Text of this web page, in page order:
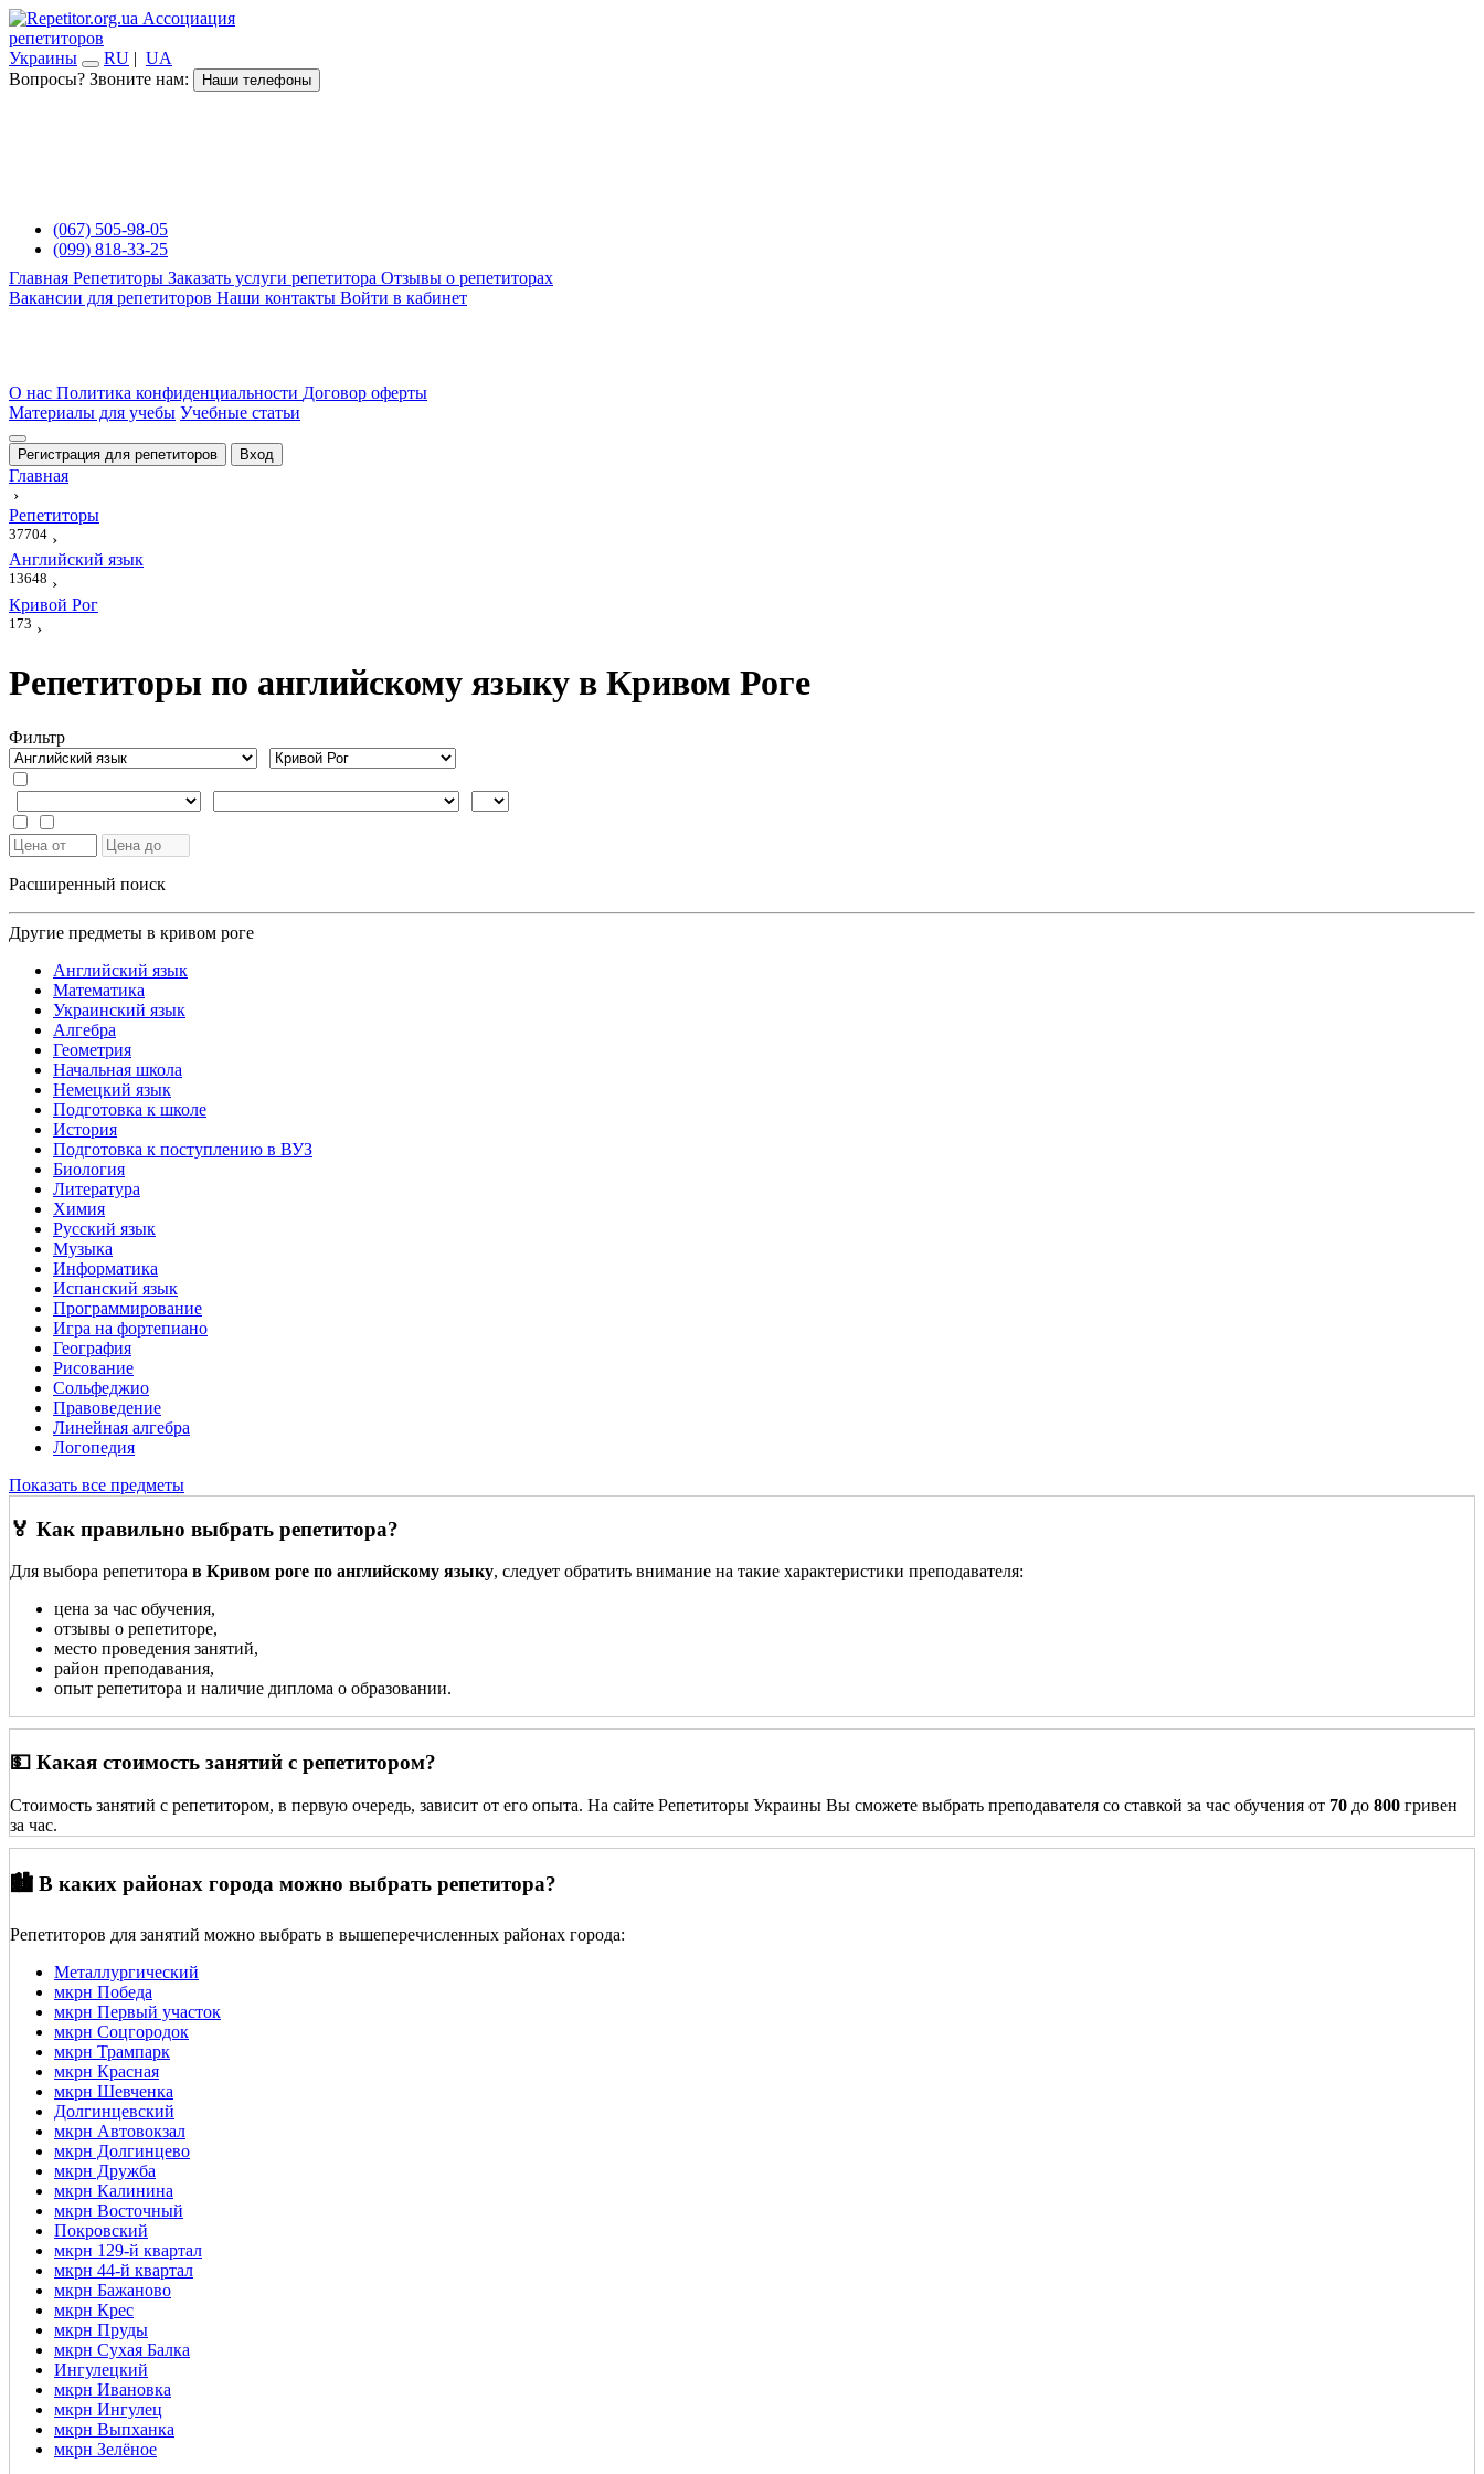
Ассоциация
репетиторов
Украины
RU | UA
Вопросы? Звоните нам:
Наши телефоны
(067) 505-98-05
(099) 818-33-25
Главная Репетиторы Заказать услуги репетитора Отзывы о репетиторах
Вакансии для репетиторов Наши контакты Войти в кабинет
О нас Политика конфиденциальности Договор оферты
Материалы для учебы Учебные статьи
Регистрация для репетиторов Вход
Главная
›
Репетиторы
37704 ›
Английский язык
13648 ›
Кривой Рог
173 ›
Репетиторы по английскому языку в Кривом Роге
Фильтр
Расширенный поиск
Другие предметы в кривом роге
Английский язык
Математика
Украинский язык
Алгебра
Геометрия
Начальная школа
Немецкий язык
Подготовка к школе
История
Подготовка к поступлению в ВУЗ
Биология
Литература
Химия
Русский язык
Музыка
Информатика
Испанский язык
Программирование
Игра на фортепиано
География
Рисование
Сольфеджио
Правоведение
Линейная алгебра
Логопедия
Показать все предметы
🏅 Как правильно выбрать репетитора?
Для выбора репетитора в Кривом роге по английскому языку, следует обратить внимание на такие характеристики преподавателя:
цена за час обучения,
отзывы о репетиторе,
место проведения занятий,
район преподавания,
опыт репетитора и наличие диплома о образовании.
💵 Какая стоимость занятий с репетитором?
Стоимость занятий с репетитором, в первую очередь, зависит от его опыта. На сайте Репетиторы Украины Вы сможете выбрать преподавателя со ставкой за час обучения от 70 до 800 гривен
за час.
🏙️ В каких районах города можно выбрать репетитора?
Репетиторов для занятий можно выбрать в вышеперечисленных районах города:
Металлургический
мкрн Победа
мкрн Первый участок
мкрн Соцгородок
мкрн Трампарк
мкрн Красная
мкрн Шевченка
Долгинцевский
мкрн Автовокзал
мкрн Долгинцево
мкрн Дружба
мкрн Калинина
мкрн Восточный
Покровский
мкрн 129-й квартал
мкрн 44-й квартал
мкрн Бажаново
мкрн Крес
мкрн Пруды
мкрн Сухая Балка
Ингулецкий
мкрн Ивановка
мкрн Ингулец
мкрн Выпханка
мкрн Зелёное